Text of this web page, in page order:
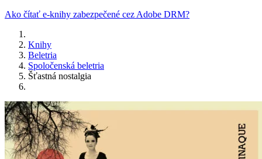
Ako čítať e-knihy zabezpečené cez Adobe DRM?
Knihy
Beletria
Spoločenská beletria
Šťastná nostalgia